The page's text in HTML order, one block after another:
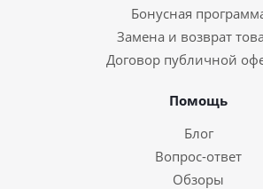
Бонусная
Замена и возврат
Договор публичной
Помощь
Блог
Вопрос-ответ
Обзоры